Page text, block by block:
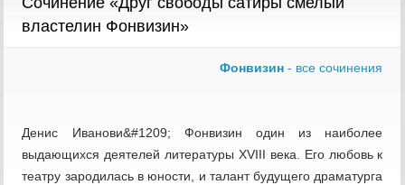
властелин Фонвизин»
Фонвизин - все сочинения
Денис Иванови&#1209; Фонвизин один из наиболее
выдающихся деятелей литературы XVIII века. Его любовь к
театру зародилась в юности, и талант будущего драматурга